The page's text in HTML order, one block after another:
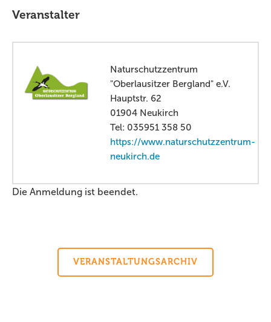
Veranstalter
Naturschutzzentrum
"Oberlausitzer Bergland" e.V.
Hauptstr. 62
01904 Neukirch
Tel: 035951 358 50
https://www.naturschutzzentrum-
neukirch.de
Die Anmeldung ist beendet.
VERANSTALTUNGSARCHIV